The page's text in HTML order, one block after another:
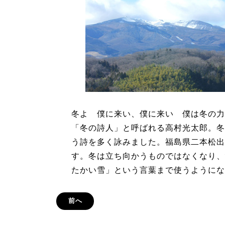
冬よ 僕に来い、僕に来い 僕は
「冬の詩人」と呼ばれる高村光太郎。
う詩を多く詠みました。福島県二本松
す。冬は立ち向かうものではなくなり
たかい雪」という言葉まで使うようにな
前へ